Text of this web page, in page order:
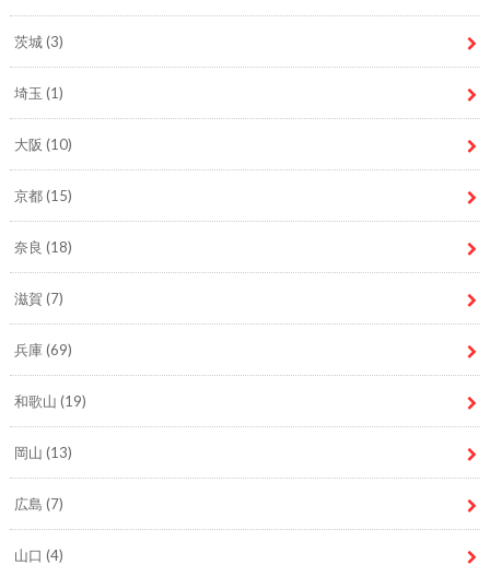
茨城(3)
埼玉 (1)
大阪 (10)
京都(15)
奈良 (18)
滋賀 (7)
兵庫(69)
和歌山 (19)
岡山 (13)
広島 (7)
山口 (4)